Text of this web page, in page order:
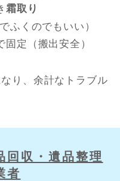
霜取り
ふくのでもいい）
定（搬出安全）
り、余計なトラブル
回収・遺品整理
者